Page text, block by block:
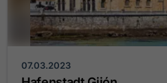
07.03.2023